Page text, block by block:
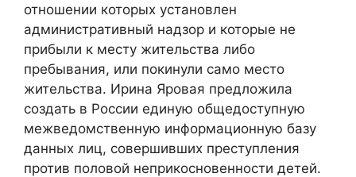
отношении которых установлен
административный надзор и которые не
прибыли к месту жительства либо
пребывания, или покинули само место
жительства. Ирина Яровая предложила
создать в России единую общедоступную
межведомственную информационную базу
данных лиц, совершивших преступления
против половой неприкосновенности детей.